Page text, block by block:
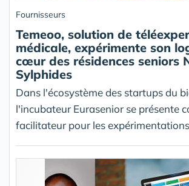
Fournisseurs
Temeoo, solution de
médicale, expérimente son
cœur des résidences seniors
Sylphides
Dans l'écosystème des startups du
l'incubateur Eurasenior se présente
facilitateur pour les expérimentations